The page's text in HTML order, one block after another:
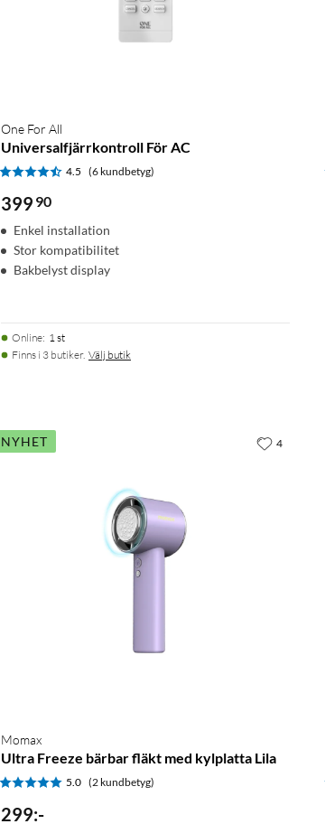
One For All
Universalfjärrkontroll För AC
4.5 (6 kundbetyg)
399 90
Enkel installation
Stor kompatibilitet
Bakbelyst display
Online: 1 st
Finns i 3 butiker. Välj butik
NYHET
Momax
Ultra Freeze bärbar fläkt med kylplatta Lila
5.0 (2 kundbetyg)
299:-
4